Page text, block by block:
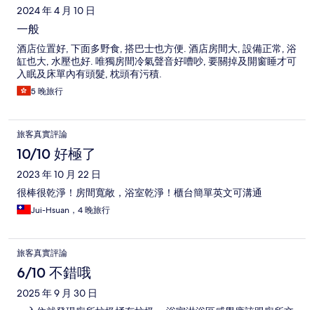
2024 年 4 月 10 日
一般
酒店位置好, 下面多野食, 搭巴士也方便. 酒店房間大, 設備正常, 浴
缸也大, 水壓也好. 唯獨房間冷氣聲音好嘈吵, 要關掉及開窗睡才可
入眠及床單內有頭髮, 枕頭有污積.
5 晚旅行
旅客真實評論
10/10 好極了
2023 年 10 月 22 日
很棒很乾淨！房間寬敞，浴室乾淨！櫃台簡單英文可溝通
Jui-Hsuan，4 晚旅行
旅客真實評論
6/10 不錯哦
2025 年 9 月 30 日